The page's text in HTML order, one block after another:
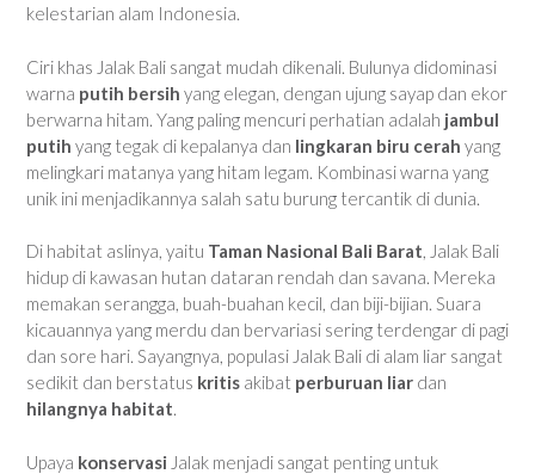
kelestarian alam Indonesia.
Ciri khas Jalak Bali sangat mudah dikenali. Bulunya didominasi
warna putih bersih yang elegan, dengan ujung sayap dan ekor
berwarna hitam. Yang paling mencuri perhatian adalah jambul
putih yang tegak di kepalanya dan lingkaran biru cerah yang
melingkari matanya yang hitam legam. Kombinasi warna yang
unik ini menjadikannya salah satu burung tercantik di dunia.
Di habitat aslinya, yaitu Taman Nasional Bali Barat, Jalak Bali
hidup di kawasan hutan dataran rendah dan savana. Mereka
memakan serangga, buah-buahan kecil, dan biji-bijian. Suara
kicauannya yang merdu dan bervariasi sering terdengar di pagi
dan sore hari. Sayangnya, populasi Jalak Bali di alam liar sangat
sedikit dan berstatus kritis akibat perburuan liar dan
hilangnya habitat.
Upaya konservasi Jalak menjadi sangat penting untuk